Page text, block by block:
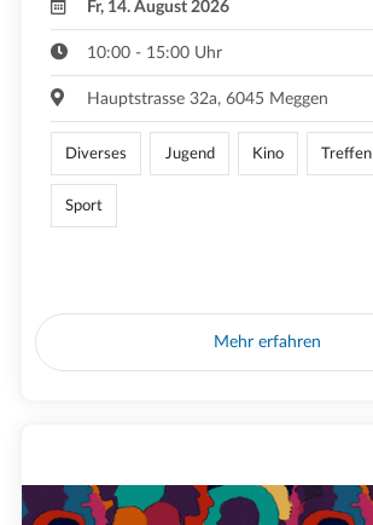
Fr, 14. August 2026
10:00 - 15:00 Uhr
Hauptstrasse 32a, 6045 Meggen
Diverses Jugend Kino Treffen
Sport
Mehr erfahren